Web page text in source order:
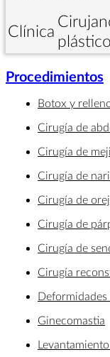
Clínica plástico
Procedimientos
Botox y
Cirugía de
Cirugía de
Cirugía de
Cirugía de
Cirugía de
Cirugía de
Cirugía
Deformidades
Ginecomastia